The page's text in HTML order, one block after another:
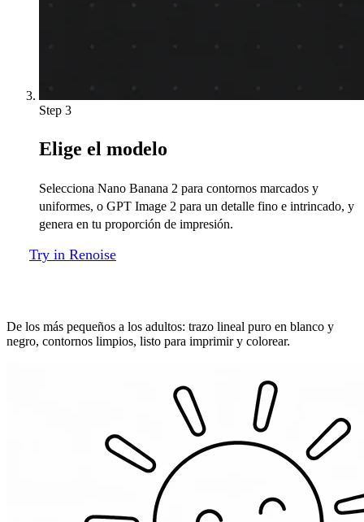
Step 3
Elige el modelo
Selecciona Nano Banana 2 para contornos marcados y
uniformes, o GPT Image 2 para un detalle fino e intrincado, y
genera en tu proporción de impresión.
Try in Renoise
De los más pequeños a los adultos: trazo lineal puro en blanco y
negro, contornos limpios, listo para imprimir y colorear.